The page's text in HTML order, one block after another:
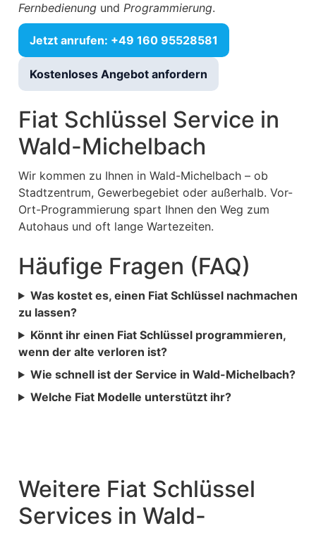
Fernbedienung und Programmierung.
Jetzt anrufen: +49 160 95528581
Kostenloses Angebot anfordern
Fiat Schlüssel Service in
Wald-Michelbach
Wir kommen zu Ihnen in Wald-Michelbach – ob
Stadtzentrum, Gewerbegebiet oder außerhalb. Vor-
Ort-Programmierung spart Ihnen den Weg zum
Autohaus und oft lange Wartezeiten.
Häufige Fragen (FAQ)
Was kostet es, einen Fiat Schlüssel nachmachen
zu lassen?
Könnt ihr einen Fiat Schlüssel programmieren,
wenn der alte verloren ist?
Wie schnell ist der Service in Wald-Michelbach?
Welche Fiat Modelle unterstützt ihr?
Weitere Fiat Schlüssel
Services in Wald-